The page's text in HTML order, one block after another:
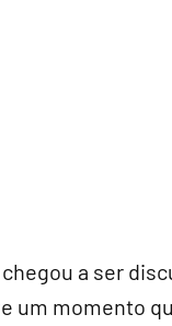
a ser
um momento